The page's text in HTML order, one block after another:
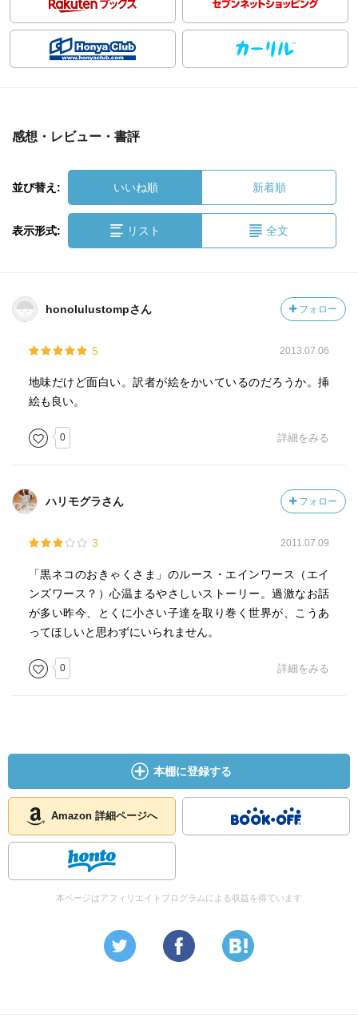
感想・レビュー・書評
並び替え: いいね順 新着順
表示形式: リスト 全文
honolulustompさん フォロー
5 2013.07.06
地味だけど面白い。訳者が絵をかいているのだろうか。挿
絵も良い。
0 詳細をみる
ハリモグラさん フォロー
3 2011.07.09
「黒ネコのおきゃくさま」のルース・エインワース（エイ
ンズワース？）心温まるやさしいストーリー。過激なお話
が多い昨今、とくに小さい子達を取り巻く世界が、こうあ
ってほしいと思わずにいられません。
0 詳細をみる
本棚に登録する
Amazon 詳細ページへ
本ページはアフィリエイトプログラムによる収益を得ています